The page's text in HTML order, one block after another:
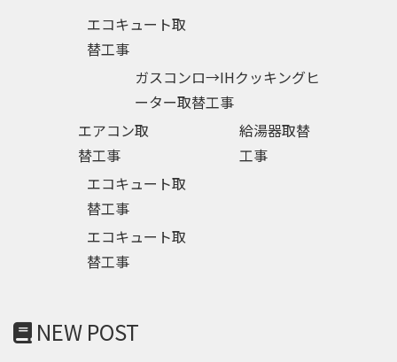
エコキュート取
替工事
ガスコンロ→IHクッキングヒ
ーター取替工事
エアコン取
替工事
給湯器取替
工事
エコキュート取
替工事
エコキュート取
替工事
NEW POST